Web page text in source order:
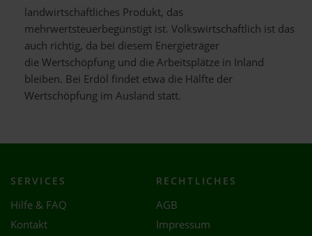
landwirtschaftliches Produkt, das
mehrwertsteuerbegünstigt ist. Volkswirtschaftlich ist das
auch richtig, da bei diesem Energieträger
die Wertschöpfung und die Arbeitsplätze in Inland
bleiben. Bei Erdöl findet etwa die Hälfte der
Wertschöpfung im Ausland statt.
SERVICES
Hilfe & FAQ
Kontakt
RECHTLICHES
AGB
Impressum